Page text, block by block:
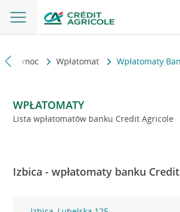
i pomoc Wpłatomat Wpłatomaty
WPŁATOMATY
Lista wpłatomatów banku Credit Agricole
Izbica - wpłatomaty banku